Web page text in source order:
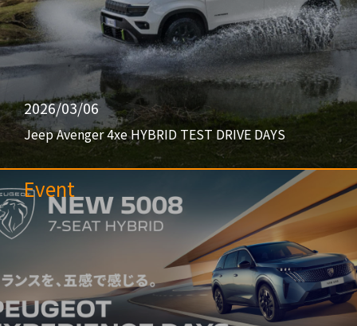
2026/03/06
Jeep Avenger 4xe HYBRID TEST DRIVE DAYS
Event